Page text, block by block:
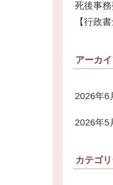
死後事
【行政
アーカ
2026年6
2026年5
カテゴ